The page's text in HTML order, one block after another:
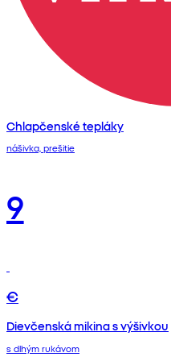
Chlapčenské tepláky
nášivka, prešitie
9
€
Dievčenská mikina s výšivkou
s dlhým rukávom